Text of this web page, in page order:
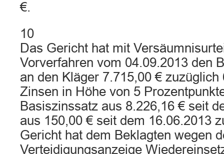
€.
10
Das Gericht hat mit
Vorverfahren vom 04.09.2013 den
an den Kläger 7.715,00 € zuzüglich
Zinsen in Höhe von 5
Basiszinssatz aus 8.226,16 € seit
aus 150,00 € seit dem 16.06.2013
Gericht hat dem Beklagten wegen
Verteidigungsanzeige